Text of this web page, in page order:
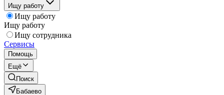
Ищу работу
Ищу работу
Ищу работу
Ищу сотрудника
Сервисы
Помощь
Ещё
Поиск
Бабаево